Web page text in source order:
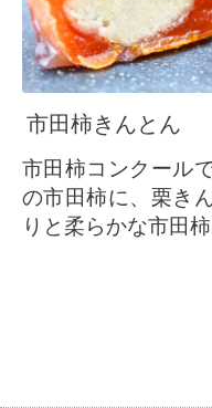
市田柿きんとん
市田柿コンクール
の市田柿に、栗き
りと柔らかな市田